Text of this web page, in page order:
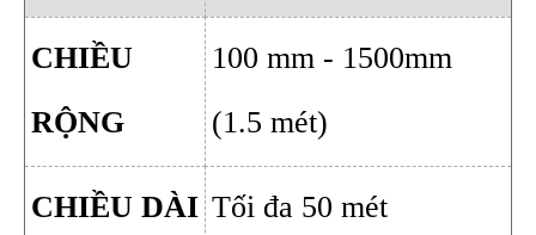
CHIỀU
RỘNG
100 mm - 1500mm
(1.5 mét)
CHIỀU DÀI Tối đa 50 mét